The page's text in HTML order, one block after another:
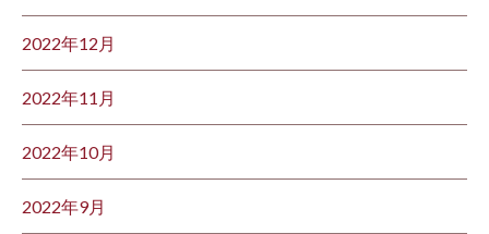
2022年12月
2022年11月
2022年10月
2022年9月